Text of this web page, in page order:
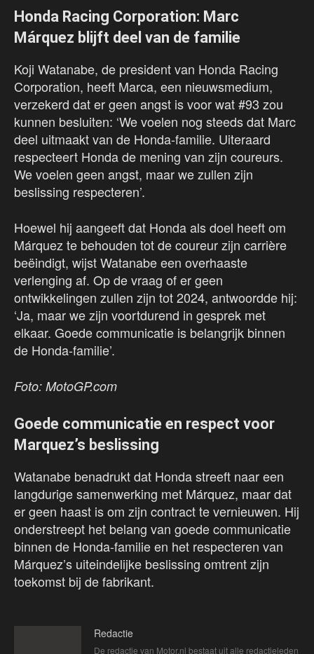
Honda Racing Corporation: Marc
Márquez blijft deel van de familie
Koji Watanabe, de president van Honda Racing
Corporation, heeft Marca, een nieuwsmedium,
verzekerd dat er geen angst is voor wat #93 zou
kunnen besluiten: ‘We voelen nog steeds dat Marc
deel uitmaakt van de Honda-familie. Uiteraard
respecteert Honda de mening van zijn coureurs.
We voelen geen angst, maar we zullen zijn
beslissing respecteren’.
Hoewel hij aangeeft dat Honda als doel heeft om
Márquez te behouden tot de coureur zijn carrière
beëindigt, wijst Watanabe een overhaaste
verlenging af. Op de vraag of er geen
ontwikkelingen zullen zijn tot 2024, antwoordde hij:
‘Ja, maar we zijn voortdurend in gesprek met
elkaar. Goede communicatie is belangrijk binnen
de Honda-familie’.
Foto: MotoGP.com
Goede communicatie en respect voor
Marquez’s beslissing
Watanabe benadrukt dat Honda streeft naar een
langdurige samenwerking met Márquez, maar dat
er geen haast is om zijn contract te vernieuwen. Hij
onderstreept het belang van goede communicatie
binnen de Honda-familie en het respecteren van
Márquez’s uiteindelijke beslissing omtrent zijn
toekomst bij de fabrikant.
Redactie
De redactie van Motor.nl bestaat uit alle redactieleden